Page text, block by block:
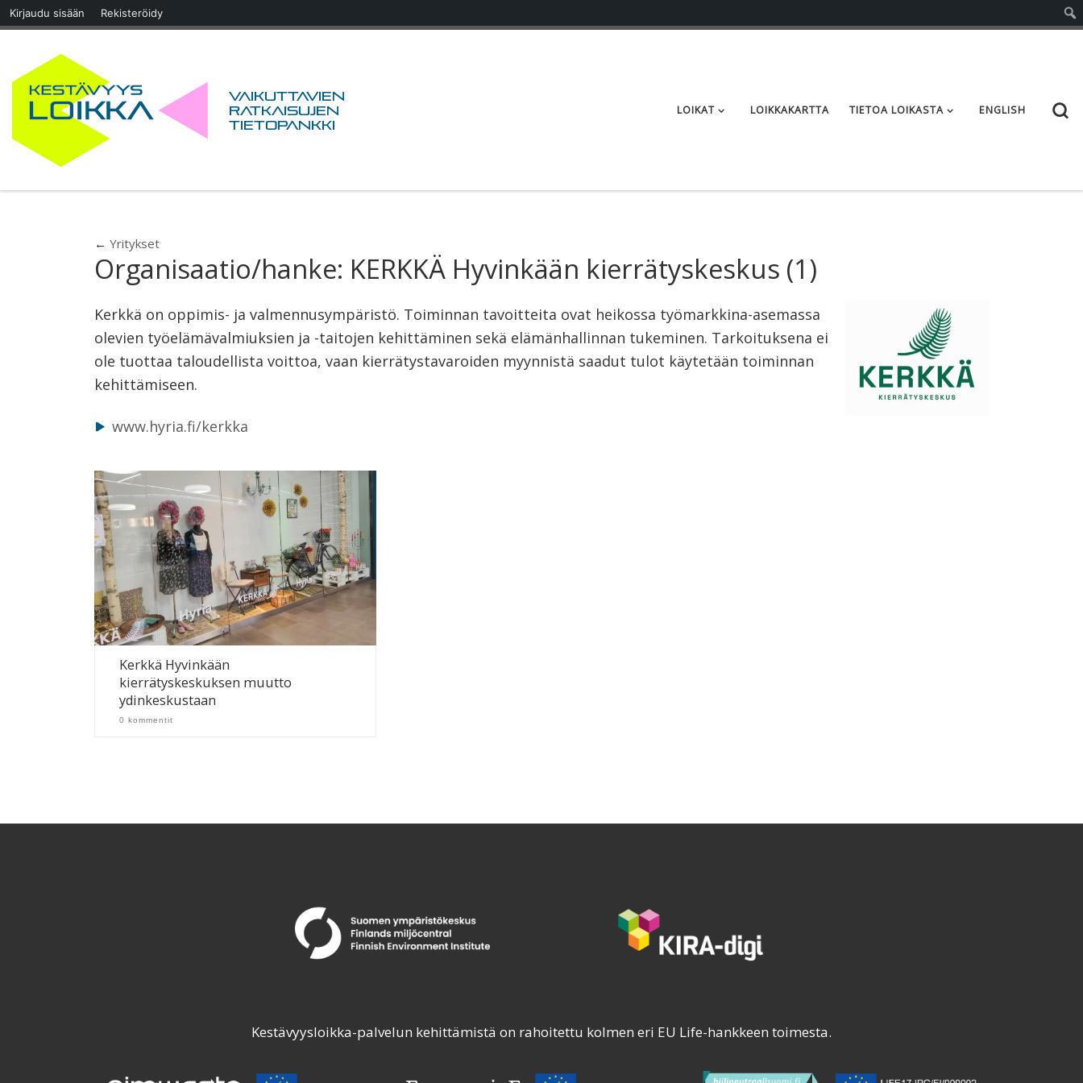
Kirjaudu sisään Rekisteröidy
Skip to content
Vaikuttavien
ratkaisujen
tietopankki
LOIKAT LOIKKAKARTTA TIETOA LOIKASTA ENGLISH
← Yritykset
Organisaatio/hanke: KERKKÄ Hyvinkään kierrätyskeskus (1)
Kerkkä on oppimis- ja valmennusympäristö. Toiminnan tavoitteita ovat heikossa työmarkkina-asemassa
olevien työelämävalmiuksien ja -taitojen kehittäminen sekä elämänhallinnan tukeminen. Tarkoituksena ei
ole tuottaa taloudellista voittoa, vaan kierrätystavaroiden myynnistä saadut tulot käytetään toiminnan
kehittämiseen.
www.hyria.fi/kerkka
Kerkkä Hyvinkään
kierrätyskeskuksen muutto
ydinkeskustaan
0 kommentit
Kestävyysloikka-palvelun kehittämistä on rahoitettu kolmen eri EU Life-hankkeen toimesta.